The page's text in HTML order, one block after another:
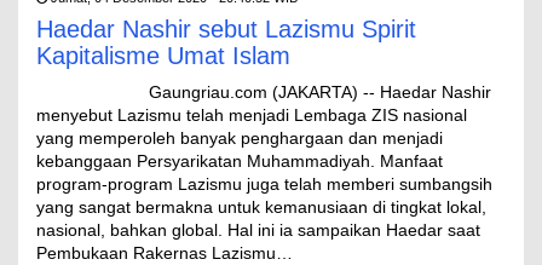
Haedar Nashir sebut Lazismu Spirit
Kapitalisme Umat Islam
Gaungriau.com (JAKARTA) -- Haedar Nashir
menyebut Lazismu telah menjadi Lembaga ZIS nasional
yang memperoleh banyak penghargaan dan menjadi
kebanggaan Persyarikatan Muhammadiyah. Manfaat
program-program Lazismu juga telah memberi sumbangsih
yang sangat bermakna untuk kemanusiaan di tingkat lokal,
nasional, bahkan global. Hal ini ia sampaikan Haedar saat
Pembukaan Rakernas Lazismu…